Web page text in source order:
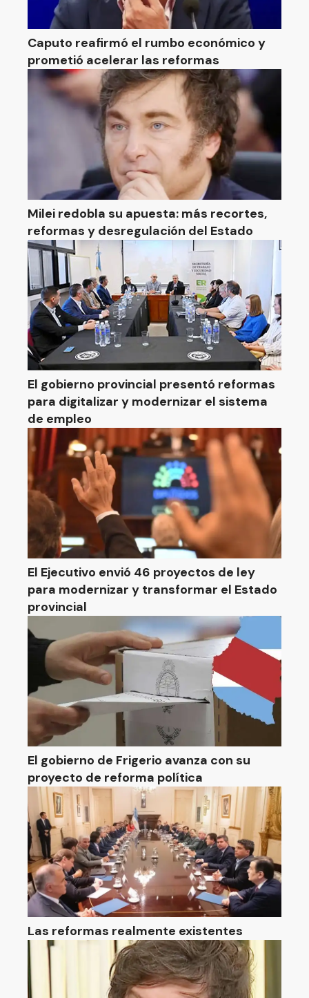
Caputo reafirmó el rumbo económico y
prometió acelerar las reformas
Milei redobla su apuesta: más recortes,
reformas y desregulación del Estado
El gobierno provincial presentó reformas
para digitalizar y modernizar el sistema
de empleo
El Ejecutivo envió 46 proyectos de ley
para modernizar y transformar el Estado
provincial
El gobierno de Frigerio avanza con su
proyecto de reforma política
Las reformas realmente existentes